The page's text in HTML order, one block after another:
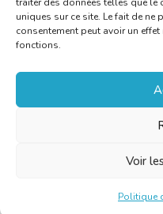
uniques sur ce site. Le fait de ne
consentement peut avoir un
fonctions.
Voir
Politique